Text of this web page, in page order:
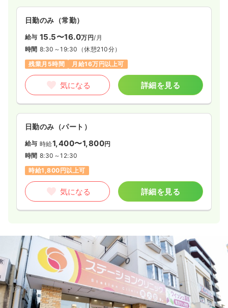
日勤のみ（常勤）
給与 15.5〜16.0万円/月
時間 8:30～19:30 （休憩210分）
残業月5時間
月給16万円以上可
気になる 詳細を見る
日勤のみ（パート）
給与 時給1,400〜1,800円
時間 8:30～12:30
時給1,800円以上可
気になる 詳細を見る